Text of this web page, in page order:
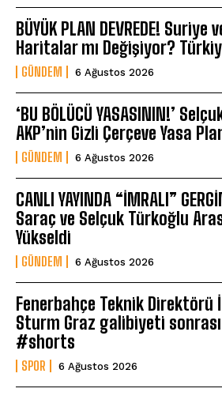
BÜYÜK PLAN DEVREDE! Suriye
Haritalar mı Değişiyor?
GÜNDEM 6 Ağustos 2026
‘BU BÖLÜCÜ YASASININ!’
AKP’nin Gizli Çerçeve Yasa
GÜNDEM 6 Ağustos 2026
CANLI YAYINDA “İMRALI”
Saraç ve Selçuk Türkoğlu
Yükseldi
GÜNDEM 6 Ağustos 2026
Fenerbahçe Teknik Direktörü
Sturm Graz galibiyeti sonrası
#shorts
SPOR 6 Ağustos 2026